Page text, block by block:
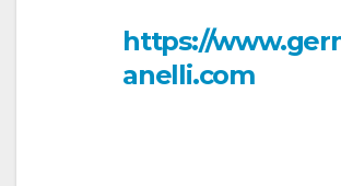
https://
anelli.com